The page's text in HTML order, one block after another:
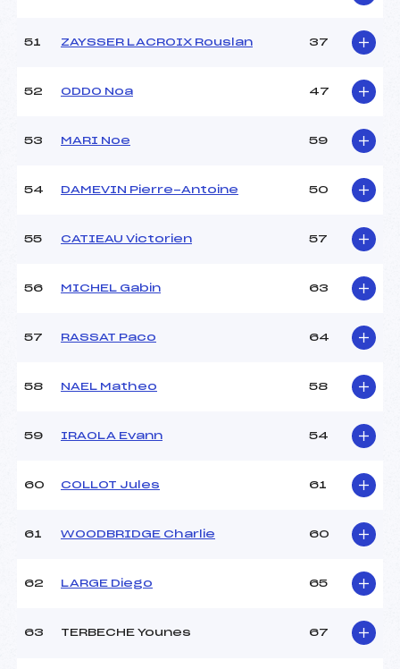
51 ZAYSSER LACROIX Rouslan 37
52 ODDO Noa 47
53 MARI Noe 59
54 DAMEVIN Pierre-Antoine 50
55 CATIEAU Victorien 57
56 MICHEL Gabin 63
57 RASSAT Paco 64
58 NAEL Matheo 58
59 IRAOLA Evann 54
60 COLLOT Jules 61
61 WOODBRIDGE Charlie 60
62 LARGE Diego 65
63 TERBECHE Younes 67